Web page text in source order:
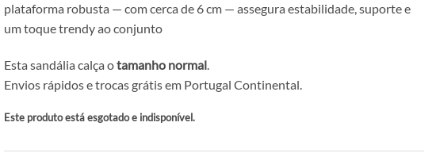
plataforma robusta — com cerca de 6 cm — assegura estabilidade, suporte e
um toque trendy ao conjunto
Esta sandália calça otamanho normal.
Envios rápidos e trocas grátis em Portugal Continental.
Este produto está esgotado e indisponível.
Alternative: